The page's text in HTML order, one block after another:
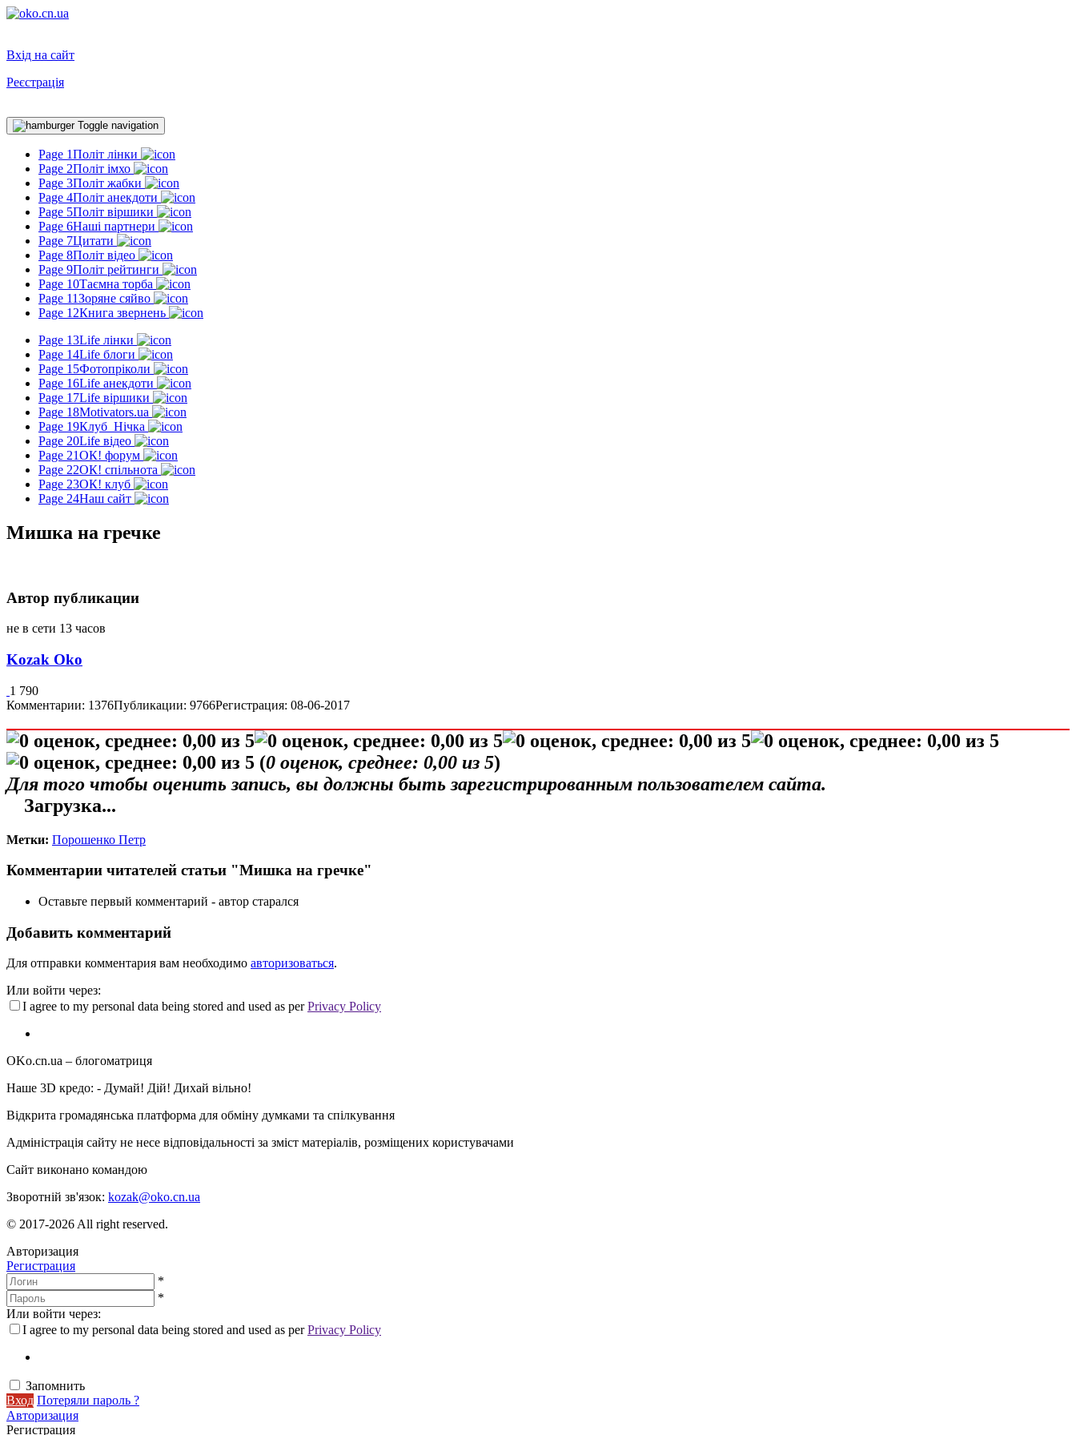
Вхід на сайт
Реєстрація
Toggle navigation
Page 1Політ лінки
Page 2Політ імхо
Page 3Політ жабки
Page 4Політ анекдоти
Page 5Політ віршики
Page 6Наші партнери
Page 7Цитати
Page 8Політ відео
Page 9Політ рейтинги
Page 10Таємна торба
Page 11Зоряне сяйво
Page 12Книга звернень
Page 13Life лінки
Page 14Life блоги
Page 15Фотопріколи
Page 16Life анекдоти
Page 17Life віршики
Page 18Motivators.ua
Page 19Клуб_Нічка
Page 20Life відео
Page 21ОК! форум
Page 22ОК! спільнота
Page 23ОК! клуб
Page 24Наш сайт
Мишка на гречке
Автор публикации
не в сети 13 часов
Kozak Oko
1 790
Комментарии: 1376Публикации: 9766Регистрация: 08-06-2017
(0 оценок, среднее: 0,00 из 5)
Для того чтобы оценить запись, вы должны быть зарегистрированным пользователем сайта.
Загрузка...
Метки: Порошенко Петр
Комментарии читателей статьи "Мишка на гречке"
Оставьте первый комментарий - автор старался
Добавить комментарий
Для отправки комментария вам необходимо авторизоваться.
Или войти через:
I agree to my personal data being stored and used as perPrivacy Policy
OKo.cn.ua – блогоматриця
Наше 3D кредо: - Думай! Дій! Дихай вільно!
Відкрита громадянська платформа для обміну думками та спілкування
Адміністрація сайту не несе відповідальності за зміст матеріалів, розміщених користувачами
Сайт виконано командою
Зворотній зв'язок: kozak@oko.cn.ua
© 2017-2026 All right reserved.
Авторизация
Регистрация
*
*
Или войти через:
I agree to my personal data being stored and used as perPrivacy Policy
Запомнить
Вход Потеряли пароль ?
Авторизация
Регистрация